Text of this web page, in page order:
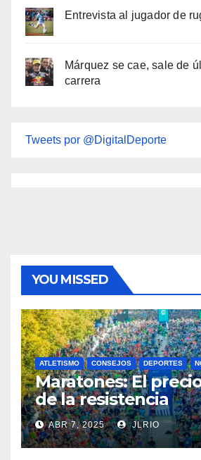
Entrevista al jugador de
Márquez se cae, sale de
carrera
Tweets por @DigitalDeporte
YOU MISSED
ATLETISMO CONSEJOS DEPORTES
Maratones: El
de la resistencia
ABR 7, 2025 JLRIO